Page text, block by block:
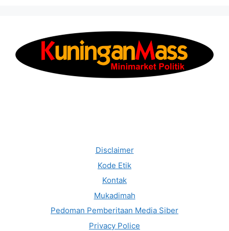
Disclaimer
Kode Etik
Kontak
Mukadimah
Pedoman Pemberitaan Media Siber
Privacy Police